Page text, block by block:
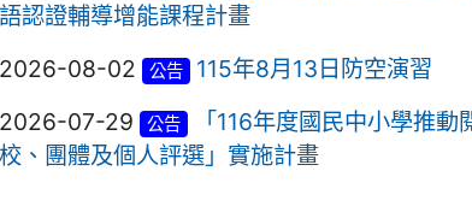
語認證輔導增能課程計畫
2026-08-02 公告
115年8月13日防空演習
2026-07-29 公告
「116年度國民中小學推動
校、團體及個人評選」實施計畫